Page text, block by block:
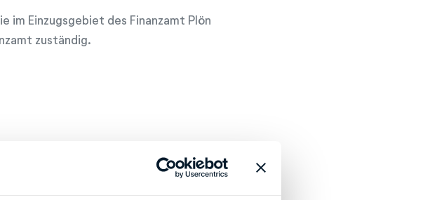
im Einzugsgebiet des Finanzamt Plön
zuständig.